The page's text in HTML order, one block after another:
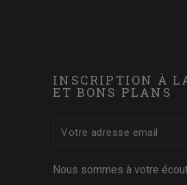
INSCRIPTION À
ET BONS PLANS
Nous sommes à votre